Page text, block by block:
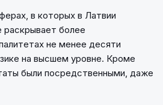
в которых в Латвии
раскрывает более
не менее десяти
на высшем уровне. Кроме
были посредственными, даже